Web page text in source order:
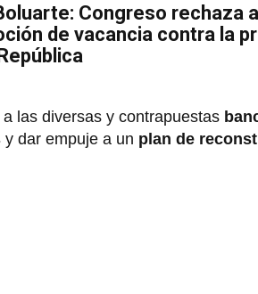
Congreso rechaza
de vacancia contra la
las diversas y contrapuestas
y dar empuje a un plan de